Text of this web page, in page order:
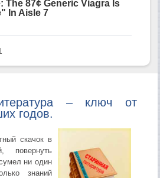
– ключ от
годов.
скачок в
повернуть
ни один
знаний